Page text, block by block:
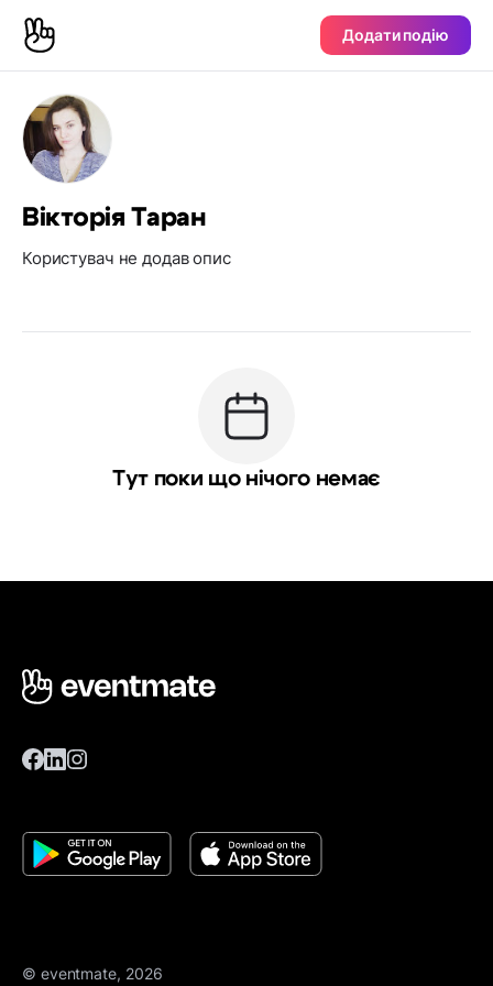
Додати подію
Вікторія Таран
Користувач не додав опис
Тут поки що нічого немає
© eventmate, 2026